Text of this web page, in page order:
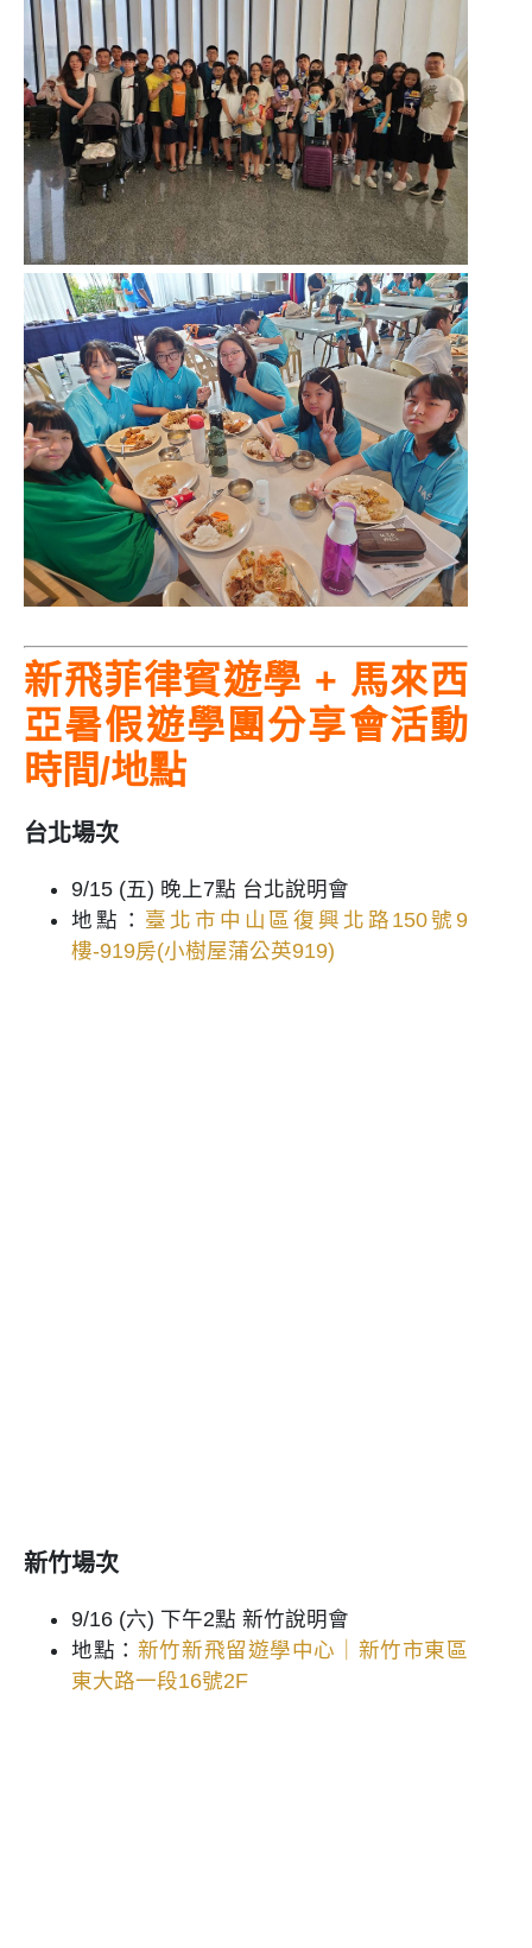
新飛菲律賓遊學 + 馬來西
亞暑假遊學團分享會活動
時間/地點
台北場次
9/15 (五) 晚上7點 台北說明會
地點： 臺北市中山區復興北路150號9
樓-919房(小樹屋蒲公英919)
新竹場次
9/16 (六) 下午2點 新竹說明會
地點： 新竹新飛留遊學中心｜ 新竹市東區
東大路一段16號2F